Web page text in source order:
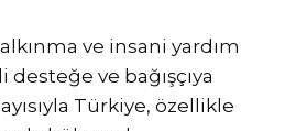
ve insani yardım
ve bağışçıya
Türkiye, özellikle